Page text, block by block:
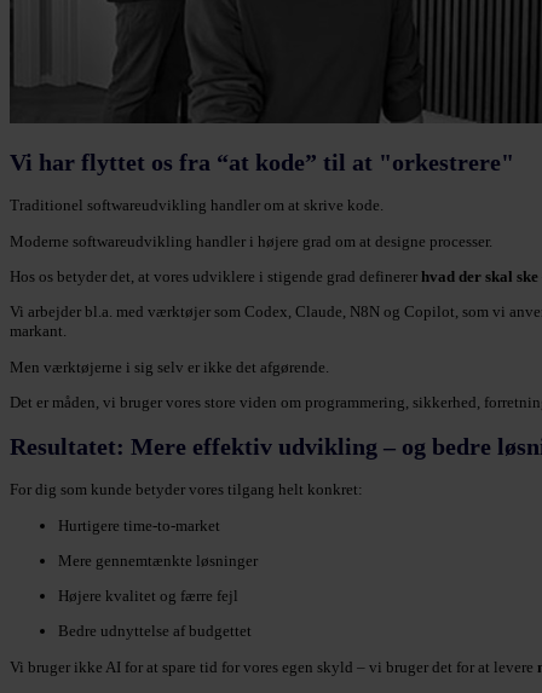
Vi har flyttet os fra “at kode” til at "orkestrere"
Traditionel softwareudvikling handler om at skrive kode.
Moderne softwareudvikling handler i højere grad om at designe processer.
Hos os betyder det, at vores udviklere i stigende grad definerer hvad der skal ske
Vi arbejder bl.a. med værktøjer som Codex, Claude, N8N og Copilot, som vi
markant.
Men værktøjerne i sig selv er ikke det afgørende.
Det er måden, vi bruger vores store viden om programmering, sikkerhed,
Resultatet: Mere effektiv udvikling – og bedre
For dig som kunde betyder vores tilgang helt konkret:
Hurtigere time-to-market
Mere gennemtænkte løsninger
Højere kvalitet og færre fejl
Bedre udnyttelse af budgettet
Vi bruger ikke AI for at spare tid for vores egen skyld – vi bruger det for at levere